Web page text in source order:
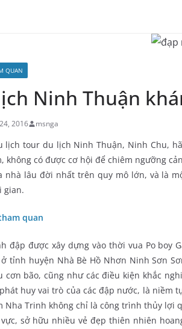
QUAN
Ninh Thuận
2016 msnga
lịch tour du lịch Ninh Thuận, Ninh Chu,
không có được cơ hội để chiêm ngưỡng
nhà lâu đời nhất trên quy mô lớn, và là
gian.
quan
đập được xây dựng vào thời vua Po boy
tỉnh huyện Nhà Bè Hồ Nhơn Ninh Sơn
cơn bão, cũng như các điều kiện khắc
huy vai trò của các đập nước, là niềm
Nha Trinh không chỉ là công trình thủy lợi
sở hữu nhiều vẻ đẹp thiên nhiên